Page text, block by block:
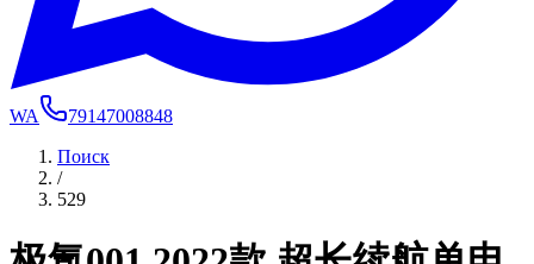
WA
79147008848
Поиск
/
529